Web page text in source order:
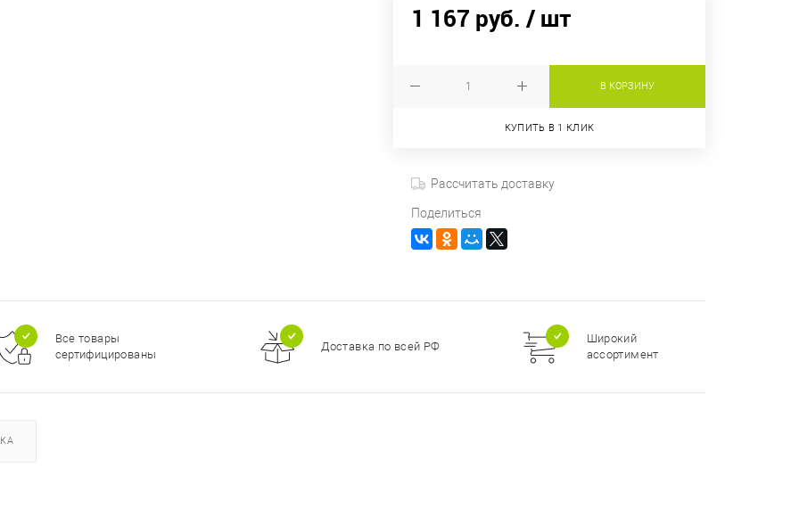
1 167 руб. / шт
В КОРЗИНУ
КУПИТЬ В 1 КЛИК
Рассчитать доставку
Поделиться
Все товары
сертифицированы
Доставка по всей РФ
Широкий
ассортимент